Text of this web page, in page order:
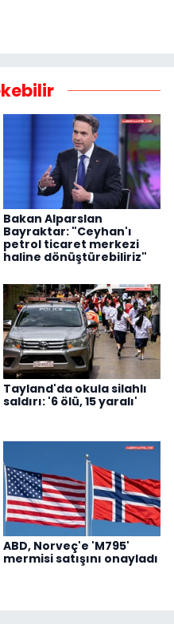
Bakan Alparslan
Bayraktar: "Ceyhan'ı
petrol ticaret merkezi
haline dönüştürebiliriz"
Tayland'da okula silahlı
saldırı: '6 ölü, 15 yaralı'
ABD, Norveç'e 'M795'
mermisi satışını onayladı